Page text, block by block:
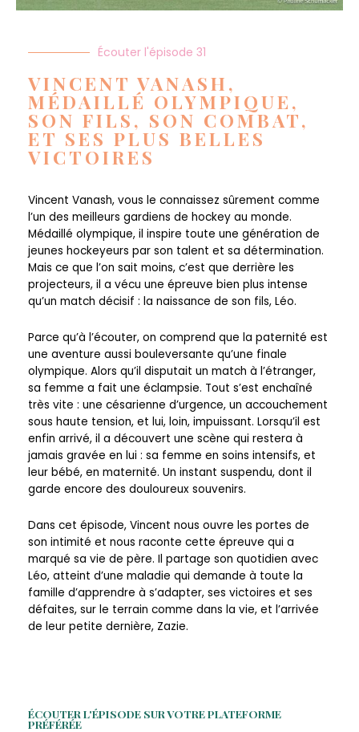
Écouter l'épisode 31
VINCENT VANASH,
MÉDAILLÉ OLYMPIQUE,
SON FILS, SON COMBAT,
ET SES PLUS BELLES
VICTOIRES
Vincent Vanash, vous le connaissez sûrement comme
l’un des meilleurs gardiens de hockey au monde.
Médaillé olympique, il inspire toute une génération de
jeunes hockeyeurs par son talent et sa détermination.
Mais ce que l’on sait moins, c’est que derrière les
projecteurs, il a vécu une épreuve bien plus intense
qu’un match décisif : la naissance de son fils, Léo.
Parce qu’à l’écouter, on comprend que la paternité est
une aventure aussi bouleversante qu’une finale
olympique. Alors qu’il disputait un match à l’étranger,
sa femme a fait une éclampsie. Tout s’est enchaîné
très vite : une césarienne d’urgence, un accouchement
sous haute tension, et lui, loin, impuissant. Lorsqu’il est
enfin arrivé, il a découvert une scène qui restera à
jamais gravée en lui : sa femme en soins intensifs, et
leur bébé, en maternité. Un instant suspendu, dont il
garde encore des douloureux souvenirs.
Dans cet épisode, Vincent nous ouvre les portes de
son intimité et nous raconte cette épreuve qui a
marqué sa vie de père. Il partage son quotidien avec
Léo, atteint d’une maladie qui demande à toute la
famille d’apprendre à s’adapter, ses victoires et ses
défaites, sur le terrain comme dans la vie, et l’arrivée
de leur petite dernière, Zazie.
ÉCOUTER L'ÉPISODE SUR VOTRE PLATEFORME
PRÉFÉRÉE